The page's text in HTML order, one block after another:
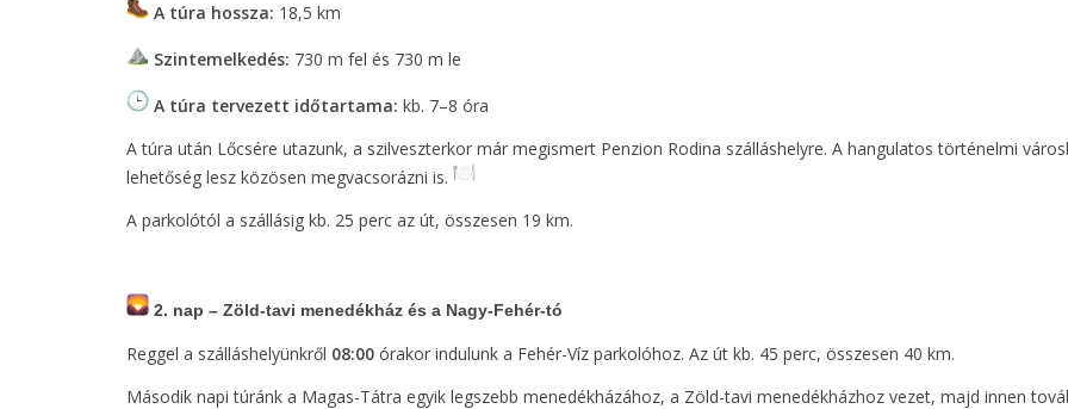
A túra hossza: 18,5 km
Szintemelkedés: 730 m fel és 730 m le
A túra tervezett időtartama: kb. 7–8 óra
A túra után Lőcsére utazunk, a szilveszterkor már megismert Penzion Rodina szálláshelyre. A hangulatos történelmi
lehetőség lesz közösen megvacsorázni is.
A parkolótól a szállásig kb. 25 perc az út, összesen 19 km.
2. nap – Zöld-tavi menedékház és a Nagy-Fehér-tó
Reggel a szálláshelyünkről 08:00 órakor indulunk a Fehér-Víz parkolóhoz. Az út kb. 45 perc, összesen 40 km.
Második napi túránk a Magas-Tátra egyik legszebb menedékházához, a Zöld-tavi menedékházhoz vezet, majd innen